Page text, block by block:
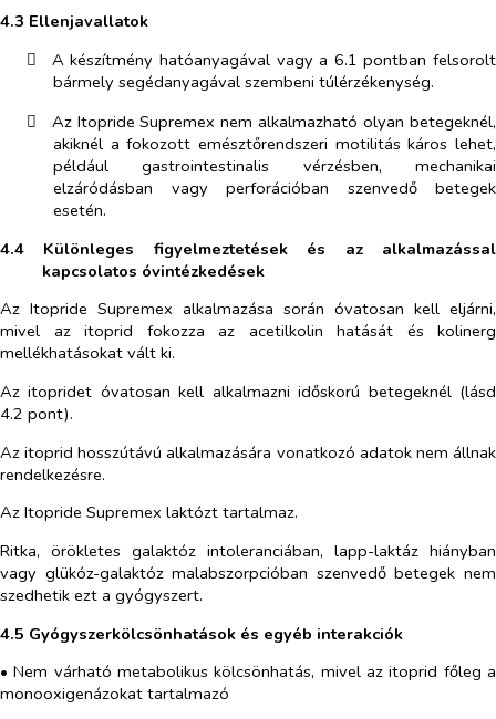
4.3 Ellenjavallatok
​
A készítmény hatóanyagával vagy a 6.1 pontban felsorolt
bármely segédanyagával szembeni túlérzékenység.
​
Az Itopride Supremex nem alkalmazható olyan betegeknél,
akiknél a fokozott emésztőrendszeri motilitás káros lehet,
például gastrointestinalis vérzésben, mechanikai
elzáródásban vagy perforációban szenvedő betegek
esetén.
4.4 Különleges figyelmeztetések és az alkalmazással
kapcsolatos óvintézkedések
Az Itopride Supremex alkalmazása során óvatosan kell eljárni,
mivel az itoprid fokozza az acetilkolin hatását és kolinerg
mellékhatásokat vált ki.
Az itopridet óvatosan kell alkalmazni időskorú betegeknél (lásd
4.2 pont).
Az itoprid hosszútávú alkalmazására vonatkozó adatok nem állnak
rendelkezésre.
Az Itopride Supremex laktózt tartalmaz.
Ritka, örökletes galaktóz intoleranciában, lapp-laktáz hiányban
vagy glükóz-galaktóz malabszorpcióban szenvedő betegek nem
szedhetik ezt a gyógyszert.
4.5 Gyógyszerkölcsönhatások és egyéb interakciók
• Nem várható metabolikus kölcsönhatás, mivel az itoprid főleg a
monooxigenázokat tartalmazó